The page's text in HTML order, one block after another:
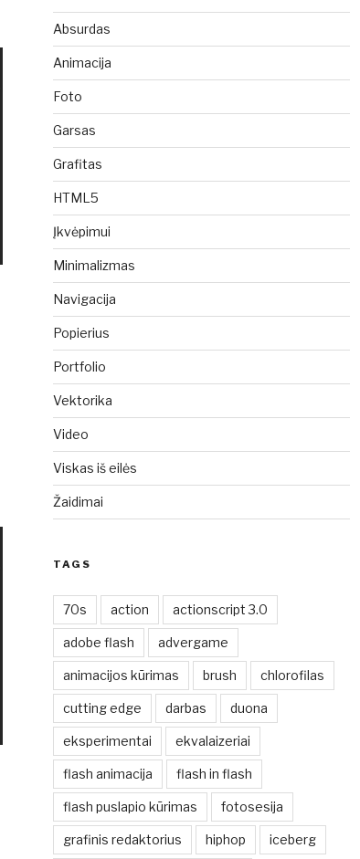
Absurdas
Animacija
Foto
Garsas
Grafitas
HTML5
Įkvėpimui
Minimalizmas
Navigacija
Popierius
Portfolio
Vektorika
Video
Viskas iš eilės
Žaidimai
TAGS
70s action actionscript 3.0
adobe flash advergame
animacijos kūrimas brush chlorofilas
cutting edge darbas duona
eksperimentai ekvalaizeriai
flash animacija flash in flash
flash puslapio kūrimas fotosesija
grafinis redaktorius hiphop iceberg